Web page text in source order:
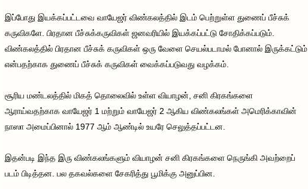
இப்போது இயக்கப்பட்டவை வாயேஜர் விண்கலத்தில் இடம் பெற்றுள்ள துணைப் பீச்சுக்
கருவிகளே. பிரதான பீச்சுக்கருவிகள் ஜனவரியில் இயக்கப்பட்டு சோதிக்கப்படும்.
விண்கலத்தில் பிரதான பீச்சுக் கருவிகள் ஒரு வேளை செயல்படாமல் போனால் இருக்கட்டும்
என்பதற்காக துணைப் பீச்சுக் கருவிகள் வைக்கப்படுவது வழக்கம்.
சூரிய மண்டலத்தில் மிகத் தொலைவில் உள்ள வியாழன், சனி கிரகங்களை
ஆராய்வதற்காக வாயேஜர் 1 மற்றும் வாயேஜர் 2 ஆகிய விண்கலங்கள் அமெரிக்காவின்
நாஸா அமைப்பினால் 1977 ஆம் ஆண்டில் உயரே செலுத்தப்பட்டன.
இதன்படி இந்த இரு விண்கலங்களும் வியாழன் சனி கிரகங்களை நெருங்கி அவற்றைப்
படம் பிடித்தன. பல தகவல்களை சேகரித்து பூமிக்கு அனுப்பின.